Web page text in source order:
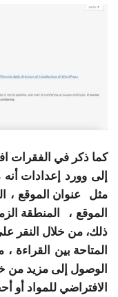
كما ذكر في الفقرات
إلى وورد إعدادات أنه
مثل عنوان الموقع ،
الموقع ، المنطقة
ذلك، من خلال النقر
المتاحة بين القراءة ،
الوصول إلى مزيد من
الافتراضي للمواد أو